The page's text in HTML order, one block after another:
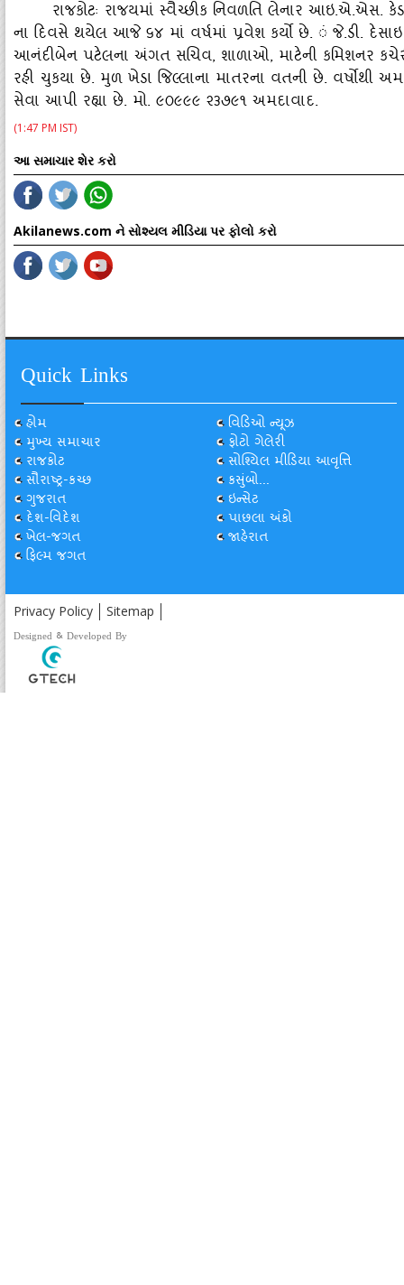
રાજકોટઃ રાજયમાં સ્‍વૈચ્‍છીક નિવળતિ લેનાર આઇ.એ.એસ.
ના દિવસે થયેલ આજે ૬૪ માં વર્ષમાં પ્રવેશ કર્યો છે. ં જે.ડી. દેસાઇ
આનંદીબેન પટેલના અંગત સચિવ, શાળાઓ, માટેની કમિશનર
રહી ચુકયા છે. મુળ ખેડા જિલ્લાના માતરના વતની છે. વર્ષોથી
સેવા આપી રહ્યા છે. મો. ૯૦૯૯૯ ૨૩૭૯૧ અમદાવાદ.
(1:47 PM IST)
આ સમાચાર શેર કરો
Akilanews.com ને સોશ્યલ મીડિયા પર ફોલો કરો
Quick Links
હોમ
મુખ્ય સમાચાર
રાજકોટ
સૌરાષ્ટ્ર-કચ્છ
ગુજરાત
દેશ-વિદેશ
ખેલ-જગત
ફિલ્મ જગત
વિડિઓ ન્યૂઝ
ફોટો ગેલેરી
સોશ્યિલ મીડિયા આવૃત્તિ
કસુંબો...
ઇન્સેટ
પાછલા અંકો
જાહેરાત
Privacy Policy Sitemap
Designed & Developed By